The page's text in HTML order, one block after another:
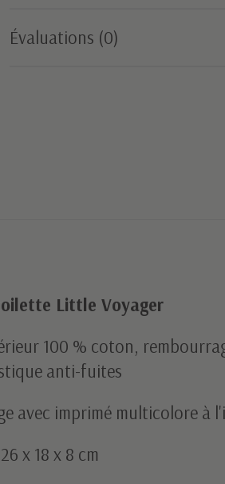
Évaluations (0)
Little Voyager
100 % coton,
anti-fuites
avec imprimé multicolore à
x 18 x 8 cm